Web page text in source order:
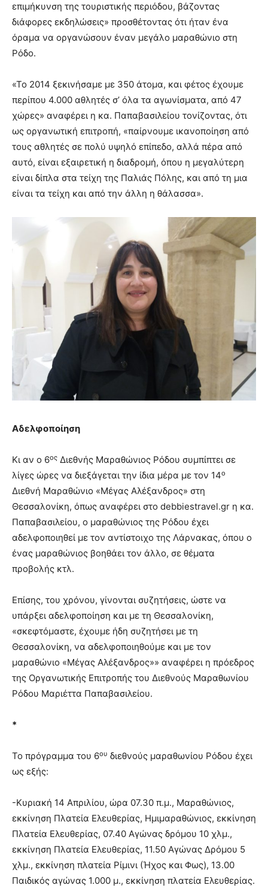
επιμήκυνση της τουριστικής περιόδου, βάζοντας
διάφορες εκδηλώσεις» προσθέτοντας ότι ήταν ένα
όραμα να οργανώσουν έναν μεγάλο μαραθώνιο στη
Ρόδο.
«Το 2014 ξεκινήσαμε με 350 άτομα, και φέτος έχουμε
περίπου 4.000 αθλητές σ’ όλα τα αγωνίσματα, από 47
χώρες» αναφέρει η κα. Παπαβασιλείου τονίζοντας, ότι
ως οργανωτική επιτροπή, «παίρνουμε ικανοποίηση από
τους αθλητές σε πολύ υψηλό επίπεδο, αλλά πέρα από
αυτό, είναι εξαιρετική η διαδρομή, όπου η μεγαλύτερη
είναι δίπλα στα τείχη της Παλιάς Πόλης, και από τη μια
είναι τα τείχη και από την άλλη η θάλασσα».
Αδελφοποίηση
Κι αν ο 6ος Διεθνής Μαραθώνιος Ρόδου συμπίπτει σε
λίγες ώρες να διεξάγεται την ίδια μέρα με τον 14ο
Διεθνή Μαραθώνιο «Μέγας Αλέξανδρος» στη
Θεσσαλονίκη, όπως αναφέρει στο debbiestravel.gr η κα.
Παπαβασιλείου, ο μαραθώνιος της Ρόδου έχει
αδελφοποιηθεί με τον αντίστοιχο της Λάρνακας, όπου ο
ένας μαραθώνιος βοηθάει τον άλλο, σε θέματα
προβολής κτλ.
Επίσης, του χρόνου, γίνονται συζητήσεις, ώστε να
υπάρξει αδελφοποίηση και με τη Θεσσαλονίκη,
«σκεφτόμαστε, έχουμε ήδη συζητήσει με τη
Θεσσαλονίκη, να αδελφοποιηθούμε και με τον
μαραθώνιο «Μέγας Αλέξανδρος»» αναφέρει η πρόεδρος
της Οργανωτικής Επιτροπής του Διεθνούς Μαραθωνίου
Ρόδου Μαριέττα Παπαβασιλείου.
*
Το πρόγραμμα του 6ου διεθνούς μαραθωνίου Ρόδου έχει
ως εξής:
-Κυριακή 14 Απριλίου, ώρα 07.30 π.μ., Μαραθώνιος,
εκκίνηση Πλατεία Ελευθερίας, Ημιμαραθώνιος, εκκίνηση
Πλατεία Ελευθερίας, 07.40 Αγώνας δρόμου 10 χλμ.,
εκκίνηση Πλατεία Ελευθερίας, 11.50 Αγώνας Δρόμου 5
χλμ., εκκίνηση πλατεία Ρίμινι (Ήχος και Φως), 13.00
Παιδικός αγώνας 1.000 μ., εκκίνηση πλατεία Ελευθερίας.